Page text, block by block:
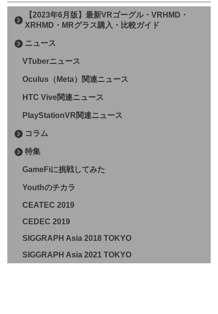
【2023年6月版】最新VRゴーグル・VRHMD・
XRHMD・MRグラス購入・比較ガイド
ニュース
VTuberニュース
Oculus（Meta）関連ニュース
HTC Vive関連ニュース
PlayStationVR関連ニュース
コラム
特集
GameFiに挑戦してみた
Youthのチカラ
CEATEC 2019
CEDEC 2019
SIGGRAPH Asia 2018 TOKYO
SIGGRAPH Asia 2021 TOKYO